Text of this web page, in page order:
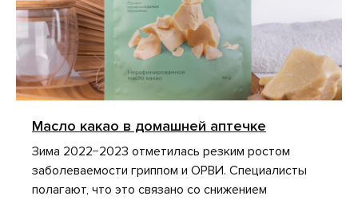
Масло какао в домашней аптечке
Зима 2022−2023 отметилась резким ростом
заболеваемости гриппом и ОРВИ. Специалисты
полагают, что это связано со снижением